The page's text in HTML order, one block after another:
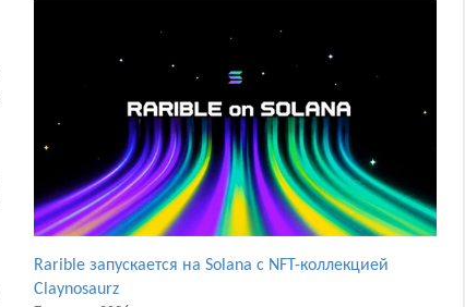
Rarible запускается на Solana с NFT-коллекцией
Claynosaurz